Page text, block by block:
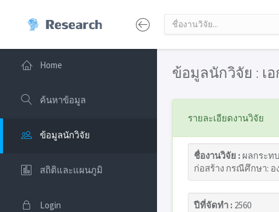
Home
ค้นหาข้อมูล
ข้อมูลนักวิจัย
สถิติและแผนภูมิ
Login
ข้อมูลนักวิจัย : เ
รายละเอียดงานวิจัย
ชื่องานวิจัย : ผลกระท
ก่อสร้าง กรณีศึกษา:
ปีที่จัดทำ : 2560